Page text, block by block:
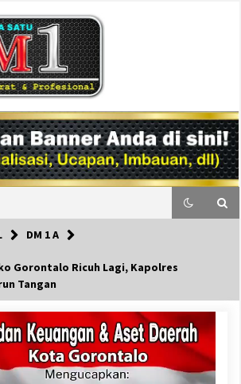
DM1
DM 1 A
Gorontalo Ricuh Lagi, Kapolres
Tangan